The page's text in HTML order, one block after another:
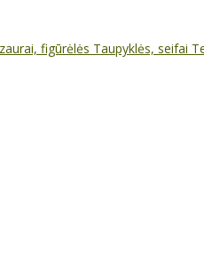
figūrėlės Taupyklės, seifai